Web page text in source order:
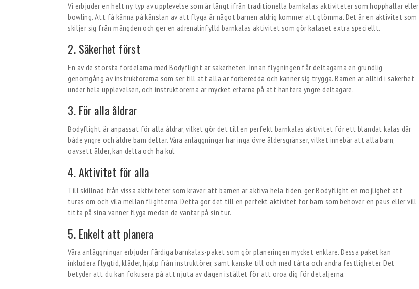
Vi erbjuder en helt ny typ av upplevelse som är långt ifrån traditionella barnkalas aktiviteter som hopphallar eller
bowling. Att få känna på känslan av att flyga är något barnen aldrig kommer att glömma. Det är en aktivitet som
skiljer sig från mängden och ger en adrenalinfylld barnkalas aktivitet som gör kalaset extra speciellt.
2. Säkerhet först
En av de största fördelarna med Bodyflight är säkerheten. Innan flygningen får deltagarna en grundlig
genomgång av instruktörerna som ser till att alla är förberedda och känner sig trygga. Barnen är alltid i säkerhet
under hela upplevelsen, och instruktörerna är mycket erfarna på att hantera yngre deltagare.
3. För alla åldrar
Bodyflight är anpassat för alla åldrar, vilket gör det till en perfekt barnkalas aktivitet för ett blandat kalas där
både yngre och äldre barn deltar. Våra anläggningar har inga övre åldersgränser, vilket innebär att alla barn,
oavsett ålder, kan delta och ha kul.
4. Aktivitet för alla
Till skillnad från vissa aktiviteter som kräver att barnen är aktiva hela tiden, ger Bodyflight en möjlighet att
turas om och vila mellan flighterna. Detta gör det till en perfekt aktivitet för barn som behöver en paus eller vill
titta på sina vänner flyga medan de väntar på sin tur.
5. Enkelt att planera
Våra anläggningar erbjuder färdiga barnkalas-paket som gör planeringen mycket enklare. Dessa paket kan
inkludera flygtid, kläder, hjälp från instruktörer, samt kanske till och med tårta och andra festligheter. Det
betyder att du kan fokusera på att njuta av dagen istället för att oroa dig för detaljerna.